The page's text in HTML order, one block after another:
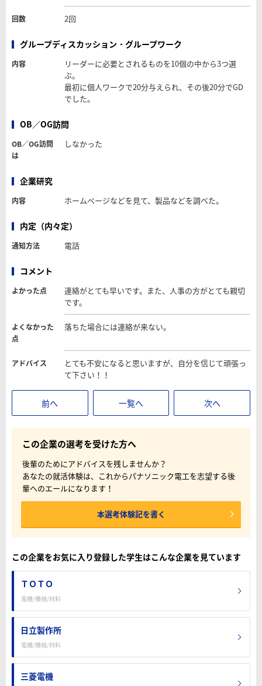
回数 2回
グループディスカッション・グループワーク
内容
リーダーに必要とされるものを10個の中から3つ選
ぶ。
最初に個人ワークで20分与えられ、その後20分でGD
でした。
OB／OG訪問
OB／OG訪問
は
しなかった
企業研究
内容 ホームページなどを見て、製品などを調べた。
内定（内々定）
通知方法 電話
コメント
よかった点
連絡がとても早いです。また、人事の方がとても親切
です。
よくなかった
点
落ちた場合には連絡が来ない。
アドバイス
とても不安になると思いますが、自分を信じて頑張っ
て下さい！！
前へ 一覧へ 次へ
この企業の選考を受けた方へ
後輩のためにアドバイスを残しませんか？
あなたの就活体験は、これからパナソニック電工を志望する後
輩へのエールになります！
本選考体験記を書く
この企業をお気に入り登録した学生はこんな企業を見ています
ＴＯＴＯ
電機/機械/材料
日立製作所
電機/機械/材料
三菱電機